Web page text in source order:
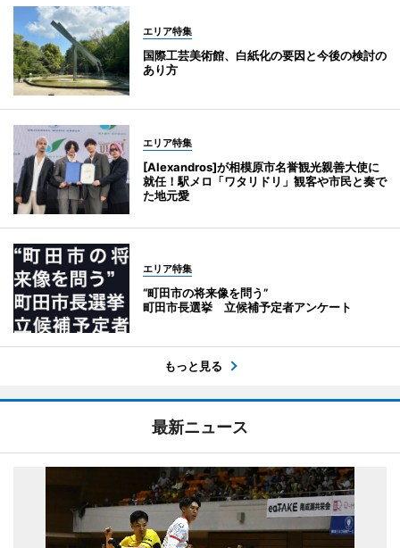
エリア特集
国際工芸美術館、白紙化の要因と今後の検討の
あり方
エリア特集
[Alexandros]が相模原市名誉観光親善大使に
就任！駅メロ「ワタリドリ」観客や市民と奏で
た地元愛
エリア特集
“町田市の将来像を問う”
町田市長選挙 立候補予定者アンケート
もっと見る
最新ニュース